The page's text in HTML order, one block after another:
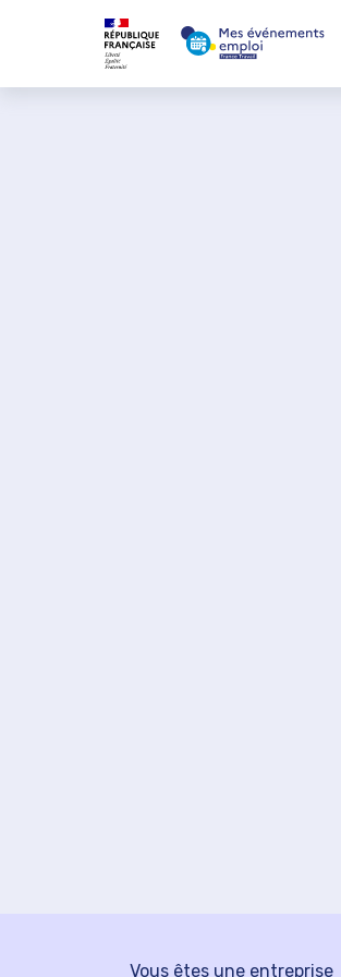
Vous êtes une entreprise